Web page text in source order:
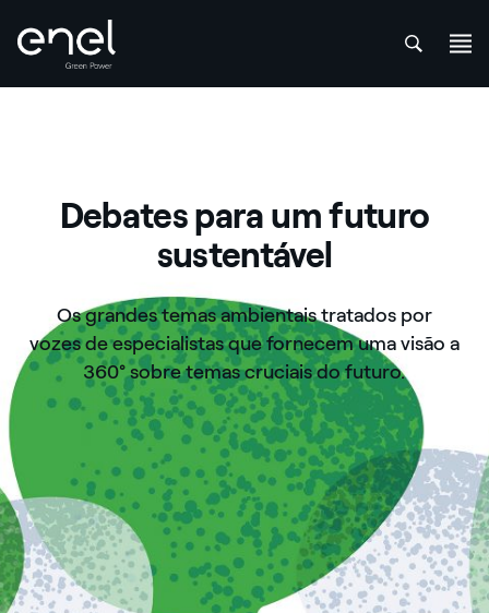
Debates para um futuro
sustentável
Os grandes temas ambientais tratados por
vozes de especialistas que fornecem uma visão a
360° sobre temas cruciais do futuro.